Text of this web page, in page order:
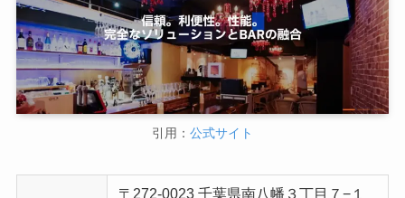
引用： 公式サイト
〒272-0023 千葉県南八幡３丁目７−１